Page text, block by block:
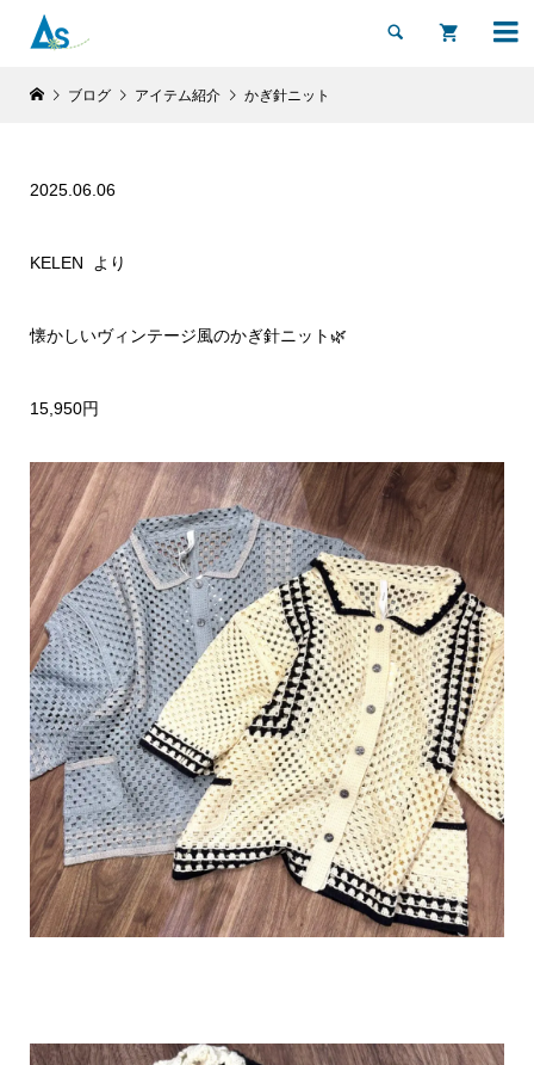
 
ブログ アイテム紹介 かぎ針ニット
2025.06.06
KELEN より
懐かしいヴィンテージ風のかぎ針ニット🌿
15,950円